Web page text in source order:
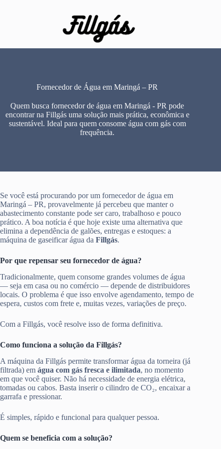
Fornecedor de Água em Maringá – PR
Quem busca fornecedor de água em Maringá - PR pode
encontrar na Fillgás uma solução mais prática, econômica e
sustentável. Ideal para quem consome água com gás com
frequência.
Se você está procurando por um fornecedor de água em
Maringá – PR, provavelmente já percebeu que manter o
abastecimento constante pode ser caro, trabalhoso e pouco
prático. A boa notícia é que hoje existe uma alternativa que
elimina a dependência de galões, entregas e estoques: a
máquina de gaseificar água da Fillgás.
Por que repensar seu fornecedor de água?
Tradicionalmente, quem consome grandes volumes de água
— seja em casa ou no comércio — depende de distribuidores
locais. O problema é que isso envolve agendamento, tempo de
espera, custos com frete e, muitas vezes, variações de preço.
Com a Fillgás, você resolve isso de forma definitiva.
Como funciona a solução da Fillgás?
A máquina da Fillgás permite transformar água da torneira (já
filtrada) em água com gás fresca e ilimitada, no momento
em que você quiser. Não há necessidade de energia elétrica,
tomadas ou cabos. Basta inserir o cilindro de CO₂, encaixar a
garrafa e pressionar.
É simples, rápido e funcional para qualquer pessoa.
Quem se beneficia com a solução?